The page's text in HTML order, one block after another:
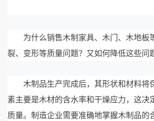
为什么销售木制家具、木门、木地板
裂、变形等质量问题？又如何降低这些问
木制品生产完成后，其形状和材料将
素主要是木材的含水率和干燥应力，这决
质量。制造企业需要准确地掌握木制品的